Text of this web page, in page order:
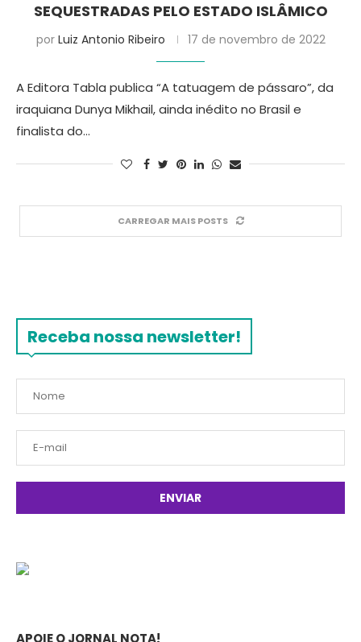
SEQUESTRADAS PELO ESTADO ISLÂMICO
por Luiz Antonio Ribeiro 17 de novembro de 2022
A Editora Tabla publica “A tatuagem de pássaro”, da
iraquiana Dunya Mikhail, ainda inédito no Brasil e
finalista do…
CARREGAR MAIS POSTS
Receba nossa newsletter!
APOIE O JORNAL NOTA!